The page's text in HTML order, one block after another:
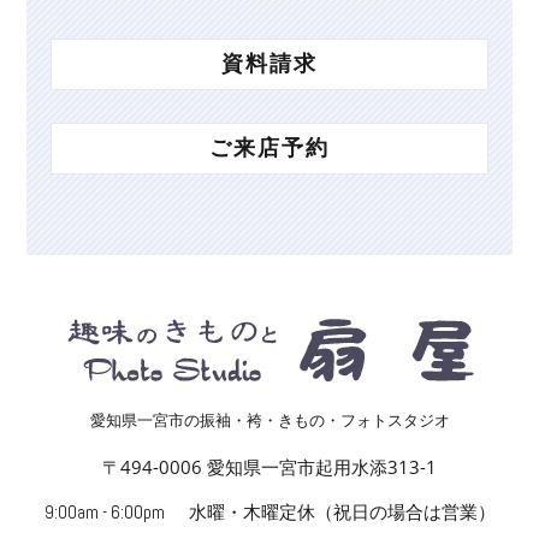
資料請求
ご来店予約
愛知県一宮市の振袖・袴・きもの・フォトスタジオ
〒494-0006 愛知県一宮市起用水添313-1
9:00am - 6:00pm 水曜・木曜定休（祝日の場合は営業）